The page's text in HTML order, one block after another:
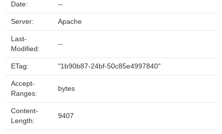
Date: --
Server: Apache
Last-
Modified:
--
ETag: "1b90b87-24bf-50c85e4997840"
Accept-
Ranges:
bytes
Content-
Length:
9407